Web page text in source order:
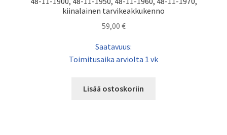
kiinalainen tarvikeakkukenno
59,00 €
Saatavuus:
Toimitusaika arviolta 1 vk
Lisää ostoskoriin